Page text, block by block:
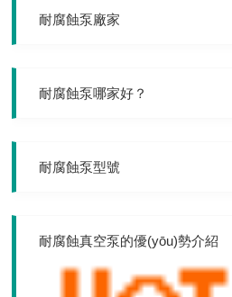
耐腐蝕泵廠家
耐腐蝕泵哪家好？
耐腐蝕泵型號
耐腐蝕真空泵的優(yōu)勢介紹